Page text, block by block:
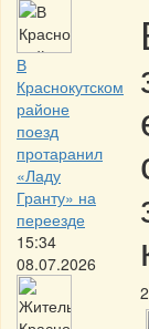
В
Краснокутском
районе
поезд
протаранил
«Ладу
Гранту» на
переезде
15:34
08.07.2026